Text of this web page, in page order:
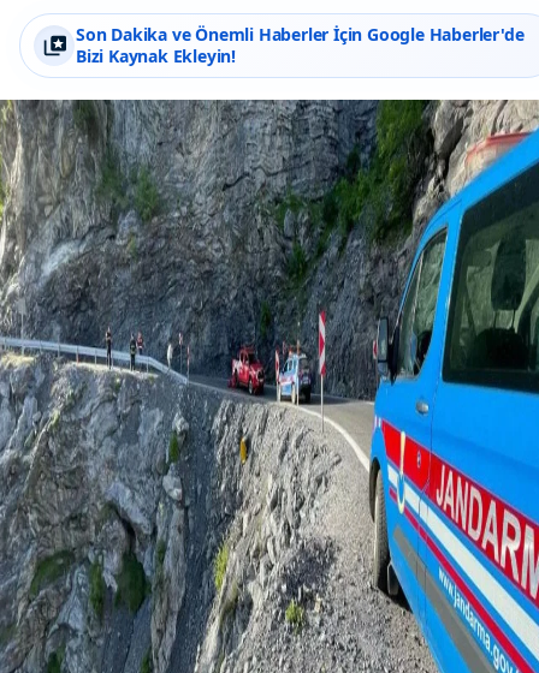
Son Dakika ve Önemli Haberler İçin Google Haberler'de
Bizi Kaynak Ekleyin!